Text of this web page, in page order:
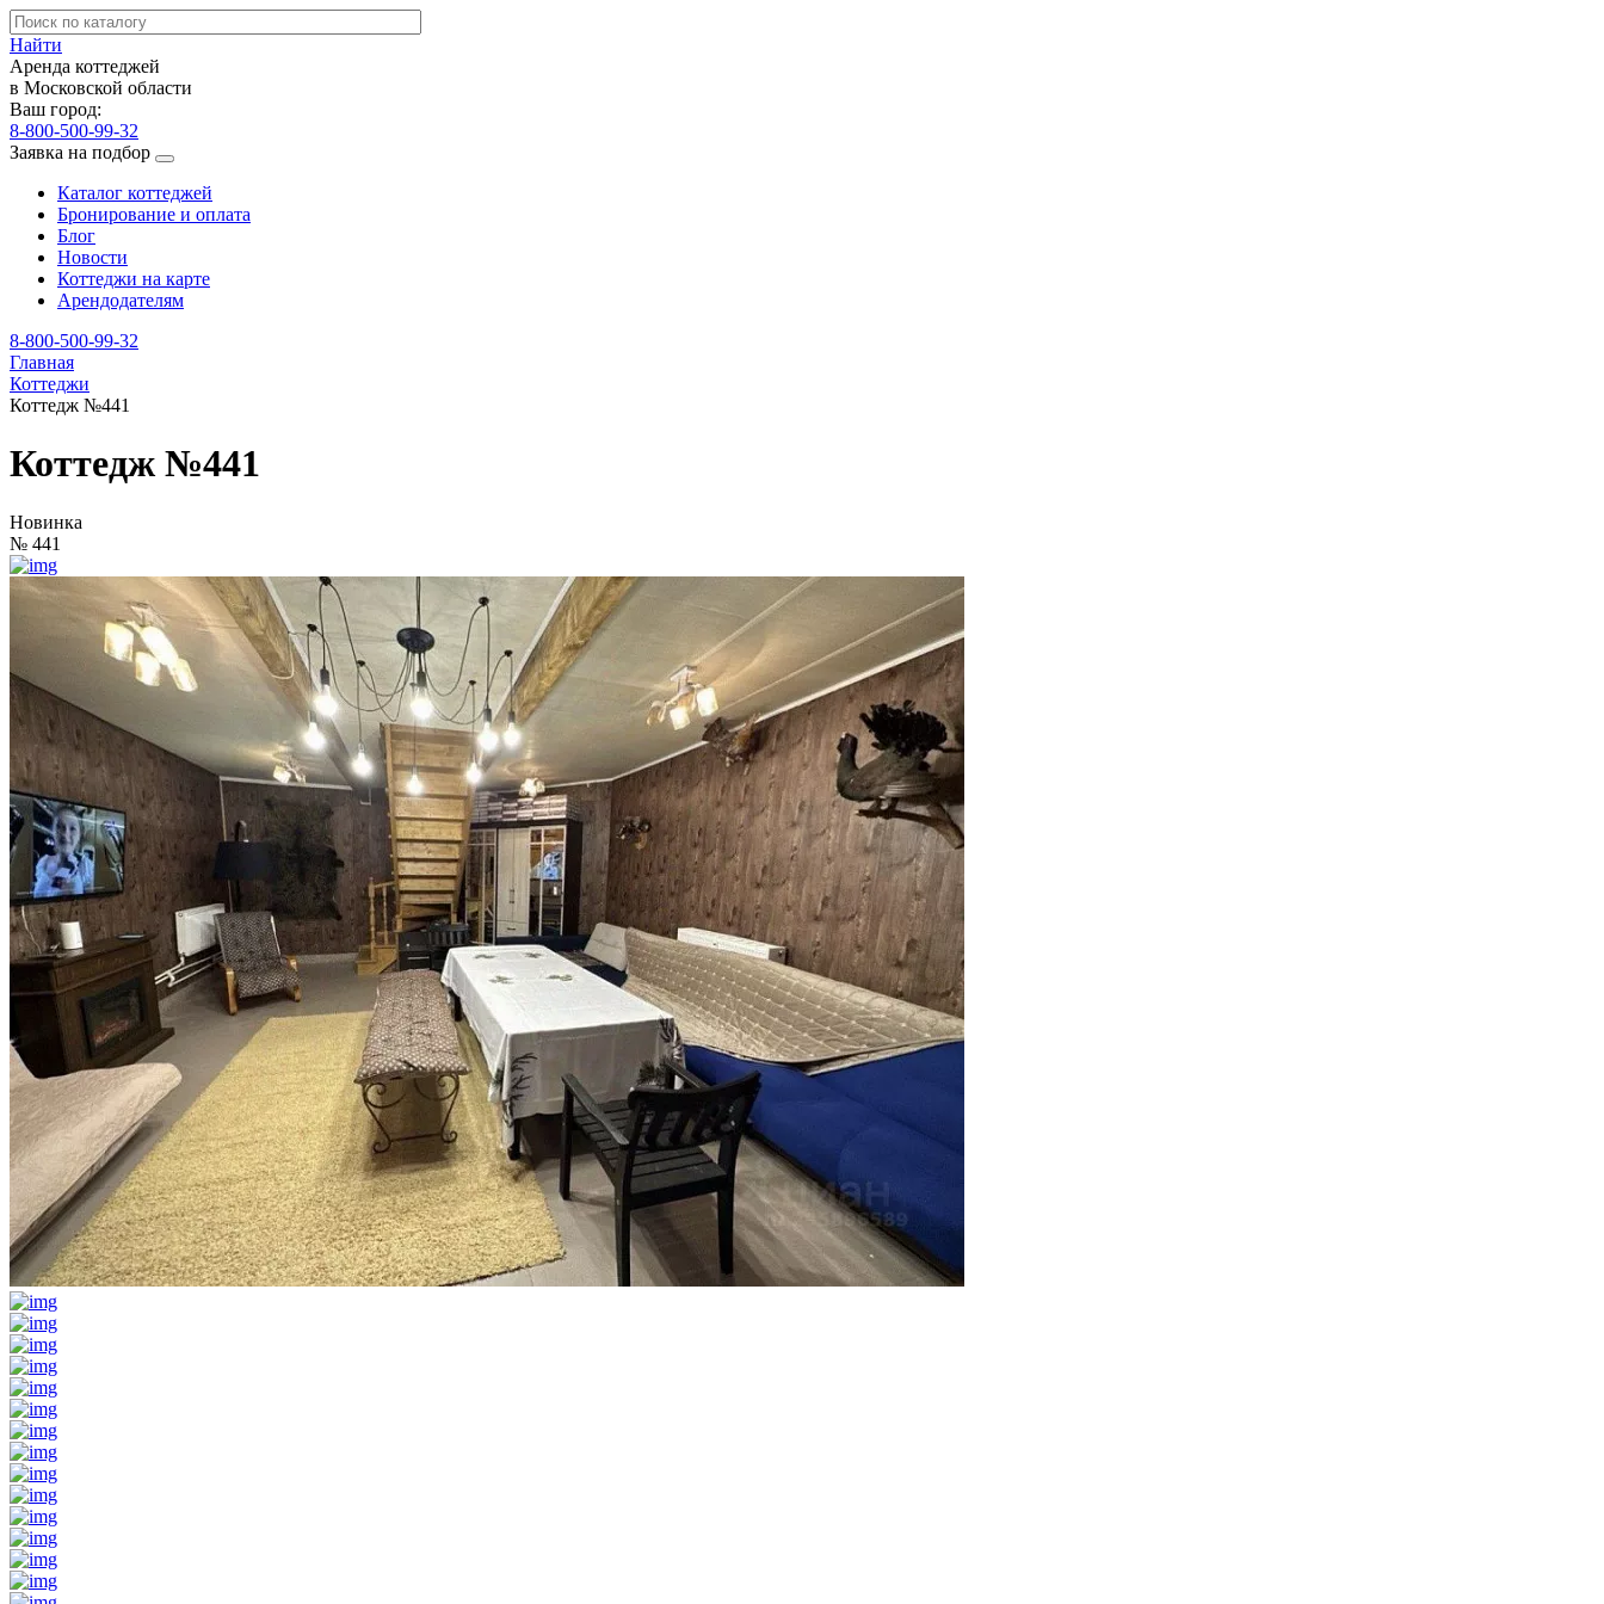
Найти
Аренда коттеджей
в Московской области
Ваш город:
8-800-500-99-32
Заявка на подбор
Каталог коттеджей
Бронирование и оплата
Блог
Новости
Коттеджи на карте
Арендодателям
8-800-500-99-32
Главная
Коттеджи
Коттедж №441
Коттедж №441
Новинка
№ 441